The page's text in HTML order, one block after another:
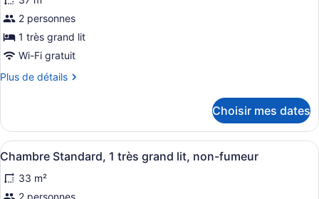
lits,
non-
fumeur
non-
fumeur
photos
pour
ce
de
1
très
grand
lit,
2 personnes
1 très grand lit
Wi-Fi gratuit
Plus de détails
Plus
Suite,
très
lit,
non-
Choisir mes dates
Afficher
toutes
les
Une chambre d’hôtel équipée
4
Chambre Standard, 1 très grand lit, non-fumeur
33 m²